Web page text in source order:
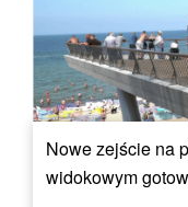
Nowe zejście na
widokowym